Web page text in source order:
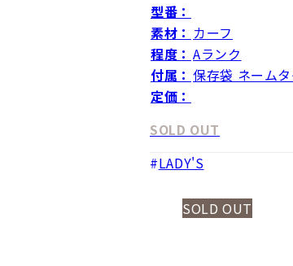
型番：
素材： カーフ
程度： Aランク
付属： 保存袋 ネーム
定価：
SOLD OUT
LADY'S
SOLD OUT